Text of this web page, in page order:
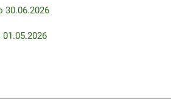
30.06.2026